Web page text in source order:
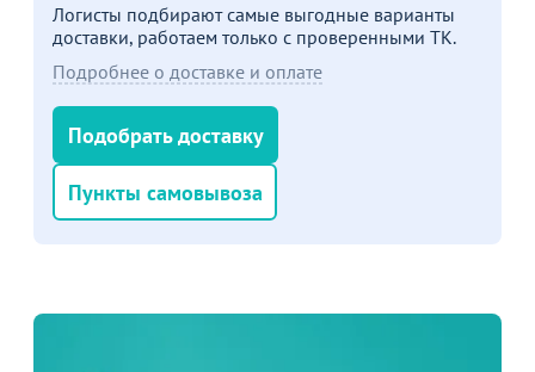
Логисты подбирают самые выгодные варианты
доставки, работаем только с проверенными ТК.
Подробнее о доставке и оплате
Подобрать доставку
Пункты самовывоза
Пожизненная
гарантия
на стулья ХИТ 20/25!
Перейдите, чтобы узнать
подробности
Больше не показывать это окно